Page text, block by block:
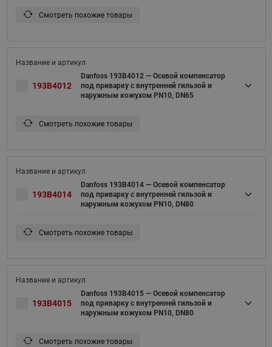
Смотреть похожие товары
193B4012
Danfoss 193B4012 — Осевой компенсатор
под приварку с внутренней гильзой и
наружным кожухом PN10, DN65
Смотреть похожие товары
193B4014
Danfoss 193B4014 — Осевой компенсатор
под приварку с внутренней гильзой и
наружным кожухом PN10, DN80
Смотреть похожие товары
193B4015
Danfoss 193B4015 — Осевой компенсатор
под приварку с внутренней гильзой и
наружным кожухом PN10, DN80
Смотреть похожие товары